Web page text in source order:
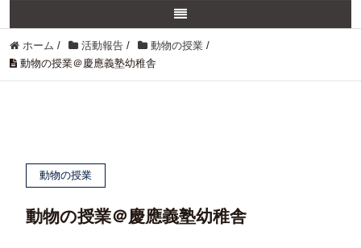
ホーム / 活動報告 / 動物の授業 /
動物の授業＠慶應義塾幼稚舎
動物の授業
動物の授業＠慶應義塾幼稚舎